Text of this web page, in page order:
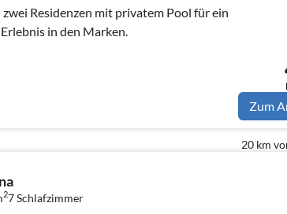
zwei Residenzen mit privatem Pool für ein
in den Marken.
Zum
20 km
27Schlafzimmer